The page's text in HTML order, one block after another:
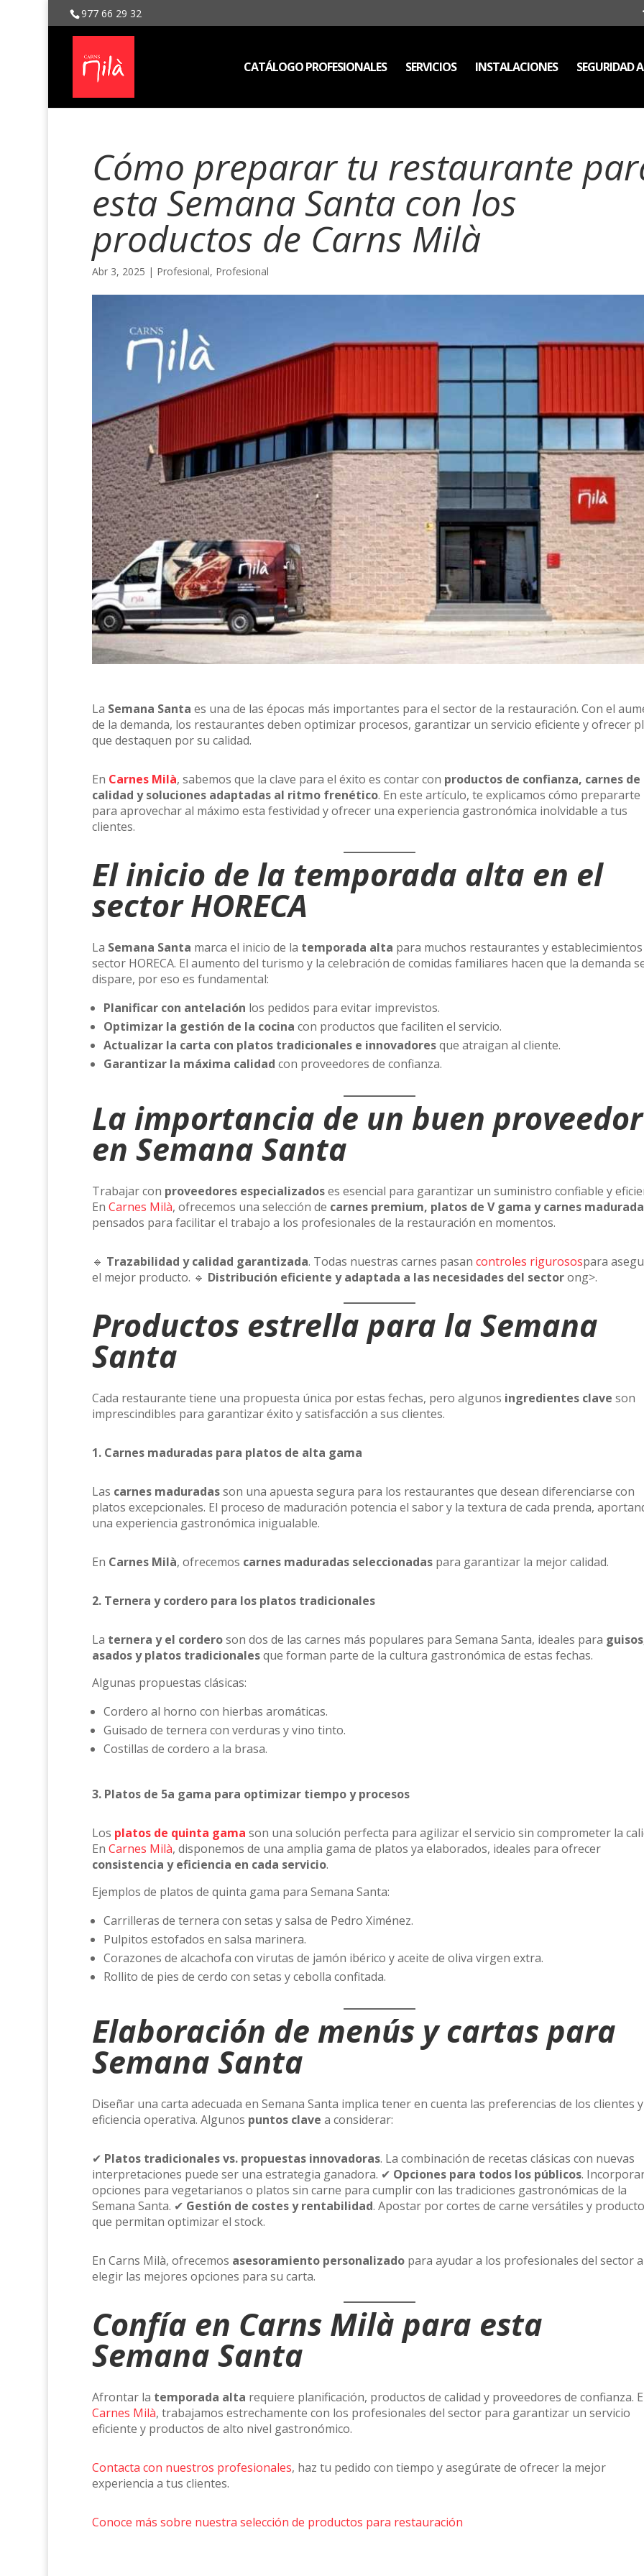
977 66 29 32
CATÁLOGO PROFESIONALES SERVICIOS INSTALACIONES SEGURIDAD
Cómo preparar tu restaurante
esta Semana Santa con los
productos de Carns Milà
Abr 3, 2025 | Profesional, Profesional
La Semana Santa es una de las épocas más importantes para el sector de la restauración. Con el
de la demanda, los restaurantes deben optimizar procesos, garantizar un servicio eficiente y ofrecer
que destaquen por su calidad.
En Carnes Milà, sabemos que la clave para el éxito es contar con productos de confianza, carnes
calidad y soluciones adaptadas al ritmo frenético. En este artículo, te explicamos cómo prepararte
para aprovechar al máximo esta festividad y ofrecer una experiencia gastronómica inolvidable a tus
clientes.
El inicio de la temporada alta en el
sector HORECA
La Semana Santa marca el inicio de la temporada alta para muchos restaurantes y
sector HORECA. El aumento del turismo y la celebración de comidas familiares hacen que la demanda
dispare, por eso es fundamental:
Planificar con antelación los pedidos para evitar imprevistos.
Optimizar la gestión de la cocina con productos que faciliten el servicio.
Actualizar la carta con platos tradicionales e innovadoresque atraigan al cliente.
Garantizar la máxima calidad con proveedores de confianza.
La importancia de un buen proveedor
en Semana Santa
Trabajar con proveedores especializadoses esencial para garantizar un suministro confiable y
En Carnes Milà, ofrecemos una selección de carnes premium, platos de V gama y carnes
pensados ​​para facilitar el trabajo a los profesionales de la restauración en momentos.
🔹 Trazabilidad y calidad garantizada. Todas nuestras carnes pasan controles rigurosospara
el mejor producto. 🔹 Distribución eficiente y adaptada a las necesidades del sectorong>.
Productos estrella para la Semana
Santa
Cada restaurante tiene una propuesta única por estas fechas, pero algunos ingredientes clave son
imprescindibles para garantizar éxito y satisfacción a sus clientes.
1. Carnes maduradas para platos de alta gama
Las carnes maduradasson una apuesta segura para los restaurantes que desean diferenciarse con
platos excepcionales. El proceso de maduración potencia el sabor y la textura de cada prenda,
una experiencia gastronómica inigualable.
En Carnes Milà, ofrecemos carnes maduradas seleccionadaspara garantizar la mejor calidad.
2. Ternera y cordero para los platos tradicionales
La ternera y el corderoson dos de las carnes más populares para Semana Santa, ideales para
asados ​​y platos tradicionalesque forman parte de la cultura gastronómica de estas fechas.
Algunas propuestas clásicas:
Cordero al horno con hierbas aromáticas.
Guisado de ternera con verduras y vino tinto.
Costillas de cordero a la brasa.
3. Platos de 5a gama para optimizar tiempo y procesos
Los platos de quinta gama son una solución perfecta para agilizar el servicio sin comprometer la
En Carnes Milà, disponemos de una amplia gama de platos ya elaborados, ideales para ofrecer
consistencia y eficiencia en cada servicio.
Ejemplos de platos de quinta gama para Semana Santa:
Carrilleras de ternera con setas y salsa de Pedro Ximénez.
Pulpitos estofados en salsa marinera.
Corazones de alcachofa con virutas de jamón ibérico y aceite de oliva virgen extra.
Rollito de pies de cerdo con setas y cebolla confitada.
Elaboración de menús y cartas para
Semana Santa
Diseñar una carta adecuada en Semana Santa implica tener en cuenta las preferencias de los clientes
eficiencia operativa. Algunos puntos clave a considerar:
✔ Platos tradicionales vs. propuestas innovadoras. La combinación de recetas clásicas con nuevas
interpretaciones puede ser una estrategia ganadora. ✔ Opciones para todos los públicos.
opciones para vegetarianos o platos sin carne para cumplir con las tradiciones gastronómicas de la
Semana Santa. ✔ Gestión de costes y rentabilidad. Apostar por cortes de carne versátiles y
que permitan optimizar el stock.
En Carns Milà, ofrecemos asesoramiento personalizadopara ayudar a los profesionales del sector a
elegir las mejores opciones para su carta.
Confía en Carns Milà para esta
Semana Santa
Afrontar la temporada alta requiere planificación, productos de calidad y proveedores de confianza.
Carnes Milà, trabajamos estrechamente con los profesionales del sector para garantizar un servicio
eficiente y productos de alto nivel gastronómico.
Contacta con nuestros profesionales, haz tu pedido con tiempo y asegúrate de ofrecer la mejor
experiencia a tus clientes.
Conoce más sobre nuestra selección de productos para restauración